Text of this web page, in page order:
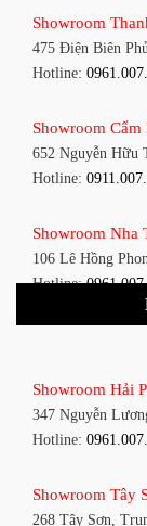
1448 Huỳnh Tấn
Hotline:
348 Đ. Bạch
Hotline:
591 Hoàng Văn
Hotline:
Showroom Tân
Showroom
66 đường DT743,
Showroom
475 Điện Biên
Hotline:
Showroom
652 Nguyễn Hữu
Hotline:
Showroom Nha
106 Lê Hồng
Hotline:
27-29 Nguyễn
Hotline:
Showroom Buôn
Hotline:
Showroom Hải
347 Nguyễn
Hotline:
Showroom Tây
268 Tây Sơn,